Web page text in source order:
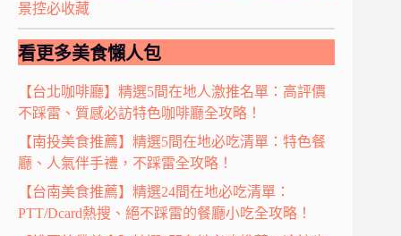
景控必收藏
看更多美食懶人包
【台北咖啡廳】精選5間在地人激推名單：高評價
不踩雷、質感必訪特色咖啡廳全攻略！
【南投美食推薦】精選5間在地必吃清單：特色餐
廳、人氣伴手禮，不踩雷全攻略！
【台南美食推薦】精選24間在地必吃清單：
PTT/Dcard熱搜、絕不踩雷的餐廳小吃全攻略！